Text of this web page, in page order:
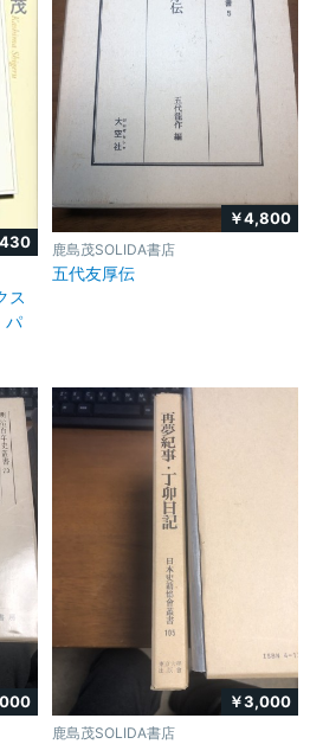
ス
パ
￥4,800
鹿島茂SOLIDA書店
五代友厚伝
￥3,000
鹿島茂SOLIDA書店